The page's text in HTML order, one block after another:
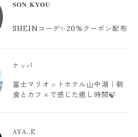
𝐒𝐎𝐍 𝐊𝐘𝐎𝐔
SHEINコーデ✨20%クーポン配布
ナッパ
富士マリオットホテル山中湖｜朝
食とカフェで感じた癒し時間🍃
AYA..E